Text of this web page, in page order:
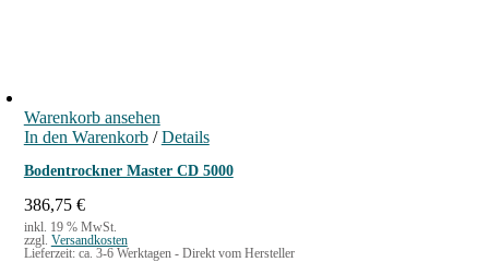
Warenkorb ansehen
In den Warenkorb / Details
Bodentrockner Master CD 5000
386,75 €
inkl. 19 % MwSt.
zzgl. Versandkosten
Lieferzeit: ca. 3-6 Werktagen - Direkt vom Hersteller